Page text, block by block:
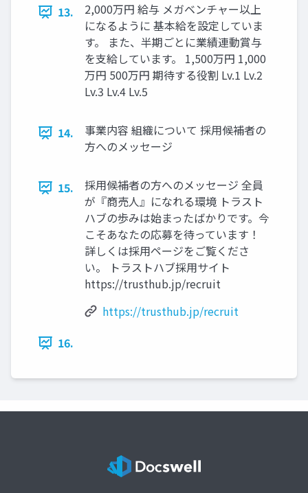
13.
2,000万円 給与 メガベンチャー以上
になるように 基本給を設定していま
す。 また、半期ごとに業績連動賞与
を支給しています。 1,500万円 1,000
万円 500万円 期待する役割 Lv.1 Lv.2
Lv.3 Lv.4 Lv.5
14.
事業内容 組織について 採用候補者の
方へのメッセージ
15.
採用候補者の方へのメッセージ 全員
が『商売人』になれる環境 トラスト
ハブの歩みは始まったばかりです。今
こそあなたの応募を待っています！
詳しくは採用ページをご覧くださ
い。 トラストハブ採用サイト
https://trusthub.jp/recruit
https://trusthub.jp/recruit
16.